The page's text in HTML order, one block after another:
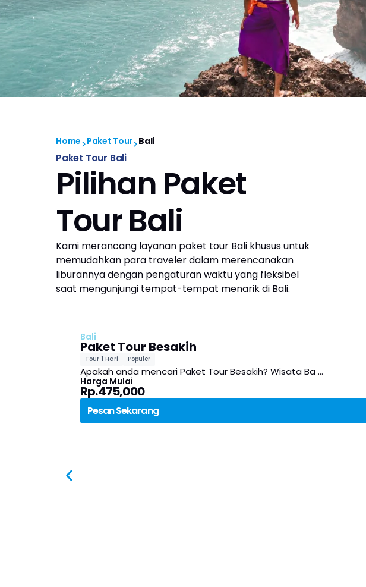
Home Paket Tour Bali
Paket Tour Bali
Pilihan Paket
Tour Bali
Kami merancang layanan paket tour Bali khusus untuk
memudahkan para traveler dalam merencanakan
liburannya dengan pengaturan waktu yang fleksibel
saat mengunjungi tempat-tempat menarik di Bali.
Bali
Paket Tour Besakih
Tour 1 Hari Populer
Apakah anda mencari Paket Tour Besakih? Wisata Ba …
Harga Mulai
Rp.475,000
Pesan Sekarang